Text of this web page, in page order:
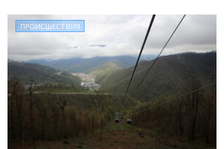
ПРОИСШЕСТВИЯ